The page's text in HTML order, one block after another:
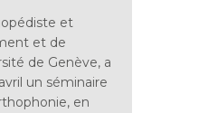
et
et de
de Genève, a
un séminaire
en